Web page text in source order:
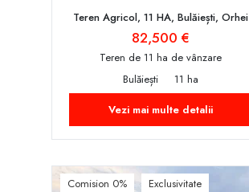
Teren Agricol, 11 HA, Bulăiești, Orhei
82,500 €
Teren de 11 ha de vânzare
Bulăiești
11 ha
Vezi mai multe detalii
Comision 0% Exclusivitate